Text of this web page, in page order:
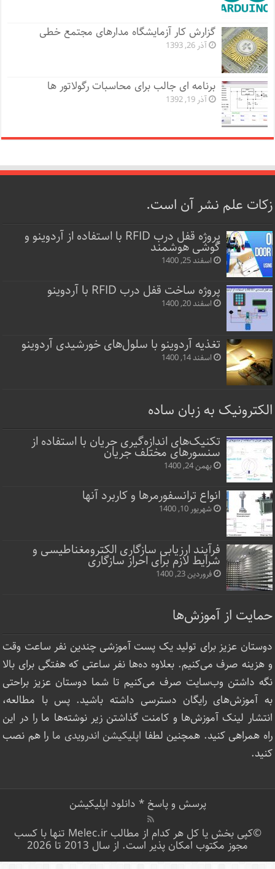
گزارش کار آزمایشگاه مدارهای مجتمع خطی
آذر 26, 1393
برنامه ای جالب برای محاسبات رگولاتور ها
آذر 19, 1392
زکات علم نشر آن است.
پروژه قفل‌ درب RFID با استفاده از آردوینو و
گوشی هوشمند
اسفند 25, 1400
پروژه ساخت قفل‌ درب RFID با آردوینو
اسفند 20, 1400
تغذیه آردوینو با سلول‌های خورشیدی آردوینو
اسفند 14, 1400
الکترونیک به زبان ساده
تکنیک‌های اندازه‌گیری جریان با استفاده از
سنسورهای مختلف جریان
بهمن 24, 1400
انواع ترانسفورمرها و کاربرد آنها
شهریور 10, 1400
فرآیند ارزیابی سازگاری الکترومغناطیسی و
شرایط لازم برای احراز سازگاری
فروردین 23, 1400
حمایت از آموزش‌ها
دوستان عزیز برای تولید یک پست آموزشی چندین نفر ساعت‌ وقت
و هزینه صرف می‌کنیم. بعلاوه ده‌ها نفر ساعتی که هفتگی برای بالا
نگه داشتن وب‌سایت صرف ‌می‌کنیم تا شما دوستان عزیز براحتی
به آموزش‌های رایگان دسترسی داشته باشید. پس با مطالعه،
انتشار لینک‌ آموزش‌ها و کامنت گذاشتن زیر نوشته‌‌ها ما را در این
راه همراهی کنید. همچنین لطفا اپلیکیشن اندرویدی ما را هم نصب
کنید.
پرسش و پاسخ* دانلود اپلیکیشن
©کپی بخش یا کل هر کدام از مطالب Melec.ir تنها با کسب
مجوز مکتوب امکان پذیر است. از سال 2013 تا 2026